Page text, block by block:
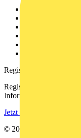
Häufig gestellte
Registrierung
Registrieren Sie sich
Informationen aus der
Jetzt registrieren
© 2002-